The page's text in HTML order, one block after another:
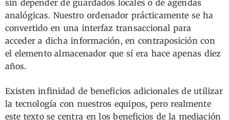
sin depender de guardados locales o de agendas
analógicas. Nuestro ordenador prácticamente se ha
convertido en una interfaz transaccional para
acceder a dicha información, en contraposición con
el elemento almacenador que sí era hace apenas diez
años.
Existen infinidad de beneficios adicionales de utilizar
la tecnología con nuestros equipos, pero realmente
este texto se centra en los beneficios de la mediación